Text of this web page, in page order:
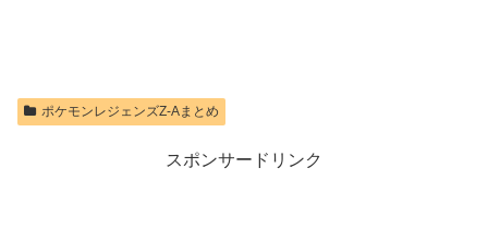
ポケモンレジェンズZ-Aまとめ
スポンサードリンク